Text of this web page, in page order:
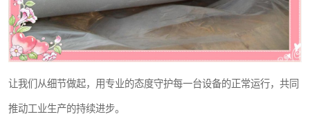
让我们从细节做起，用专业的态度守护每一台设备的正常运行，共同
推动工业生产的持续进步。